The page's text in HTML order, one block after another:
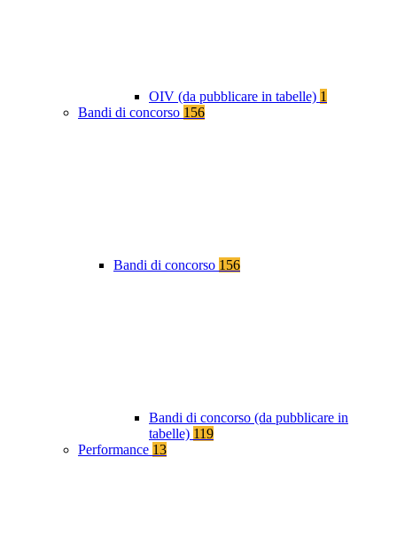
OIV (da pubblicare in tabelle) 1
Bandi di concorso 156
Bandi di concorso 156
Bandi di concorso (da pubblicare in
tabelle) 119
Performance 13